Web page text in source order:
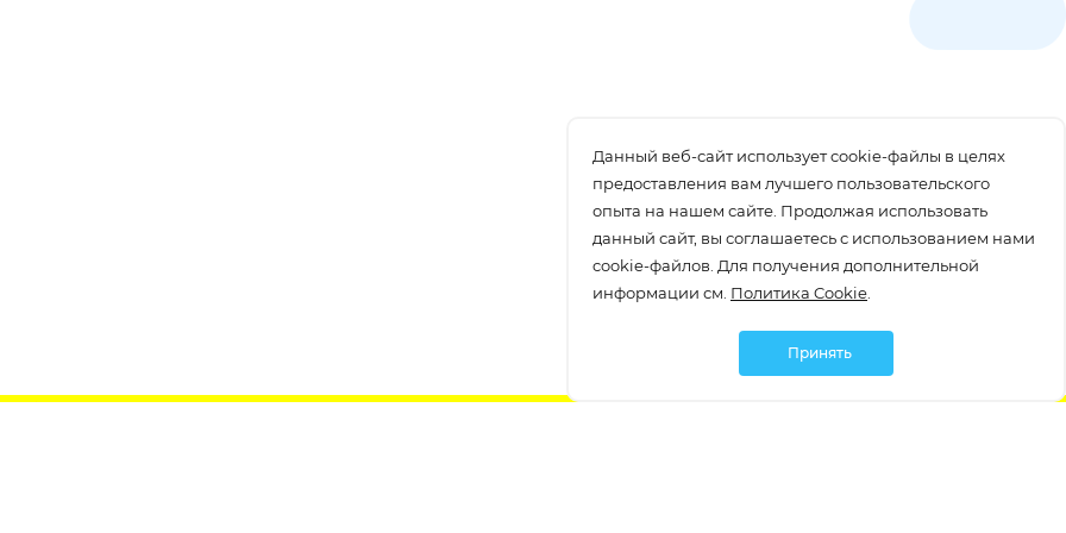
Данный веб-сайт использует cookie-файлы в целях
предоставления вам лучшего пользовательского
опыта на нашем сайте. Продолжая использовать
данный сайт, вы соглашаетесь с использованием нами
cookie-файлов. Для получения дополнительной
информации см. Политика Cookie
Принять